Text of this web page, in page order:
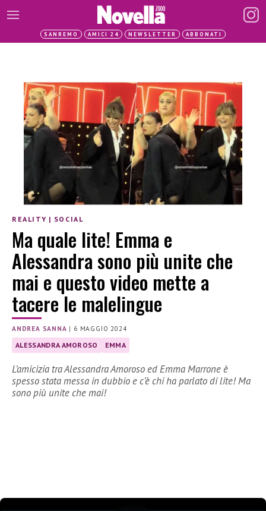
SANREMO AMICI 24 NEWSLETTER ABBONATI
REALITY | SOCIAL
Ma quale lite! Emma e
Alessandra sono più unite che
mai e questo video mette a
tacere le malelingue
ANDREA SANNA | 6 MAGGIO 2024
ALESSANDRA AMOROSO EMMA
L’amicizia tra Alessandra Amoroso ed Emma Marrone è
spesso stata messa in dubbio e c’è chi ha parlato di lite! Ma
sono più unite che mai!